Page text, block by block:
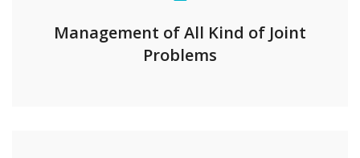
Management of All Kind of Joint
Problems